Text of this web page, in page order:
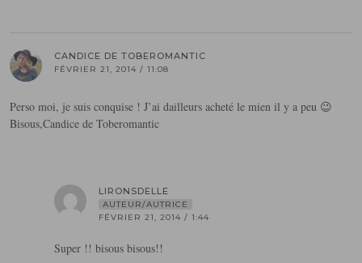
CANDICE DE TOBEROMANTIC
FÉVRIER 21, 2014 / 11:08
Perso moi, je suis conquise ! J’ai dailleurs acheté le mien il y a peu 😉
Bisous,Candice de Toberomantic
LIRONSDELLE
AUTEUR/AUTRICE
FÉVRIER 21, 2014 / 1:44
Super !! bisous bisous!!